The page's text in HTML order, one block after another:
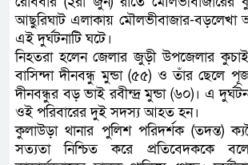
আছুরিঘাট এলাকায় মৌলভীবাজার-বড়লেখা
এই দুর্ঘটনাটি ঘটে।
নিহতরা হলেন জেলার জুড়ী উপজেলার কুচাই
বাসিন্দা দীনবন্ধু মুন্ডা (৫৫) ও তাঁর ছেলে
দীনবন্ধুর বড় ভাই রবীন্দ্র মুন্ডা (৬০)। এ
ওই পরিবারের দুই সদস্য আহত হন।
কুলাউড়া থানার পুলিশ পরিদর্শক (তদন্ত)
সত্যতা নিশ্চিত করে প্রতিবেদককে